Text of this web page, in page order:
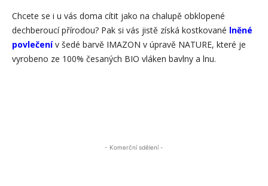
Chcete se i u vás doma cítit jako na chalupě obklopené
dechberoucí přírodou? Pak si vás jistě získá kostkované lněné
povlečenív šedé barvě IMAZON v úpravě NATURE, které je
vyrobeno ze 100% česaných BIO vláken bavlny a lnu.
- Komerční sdělení -